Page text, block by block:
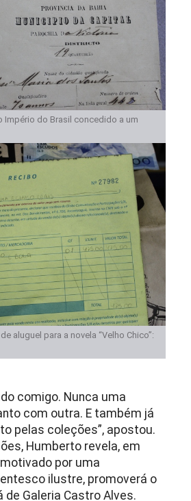
Império do Brasil concedido a um
aluguel para a novela “Velho Chico”:
comigo. Nunca uma
com outra. E também já
pelas coleções”, apostou.
Humberto revela, em
por uma
ilustre, promoverá o
de Galeria Castro Alves.